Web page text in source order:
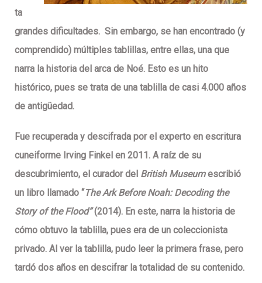
ta
grandes dificultades. Sin embargo, se han encontrado (y
comprendido) múltiples tablillas, entre ellas, una que
narra la historia del arca de Noé. Esto es un hito
histórico, pues se trata de una tablilla de casi 4.000 años
de antigüedad.
Fue recuperada y descifrada por el experto en escritura
cuneiforme Irving Finkel en 2011. A raíz de su
descubrimiento, el curador del British Museumescribió
un libro llamado “The Ark Before Noah: Decoding the
Story of the Flood”(2014). En este, narra la historia de
cómo obtuvo la tablilla, pues era de un coleccionista
privado. Al ver la tablilla, pudo leer la primera frase, pero
tardó dos años en descifrar la totalidad de su contenido.